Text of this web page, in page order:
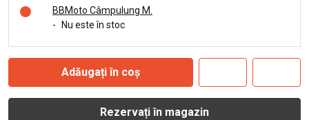
BBMoto Câmpulung M.
-
Nu este în stoc
Adăugați în coș
Rezervați în magazin